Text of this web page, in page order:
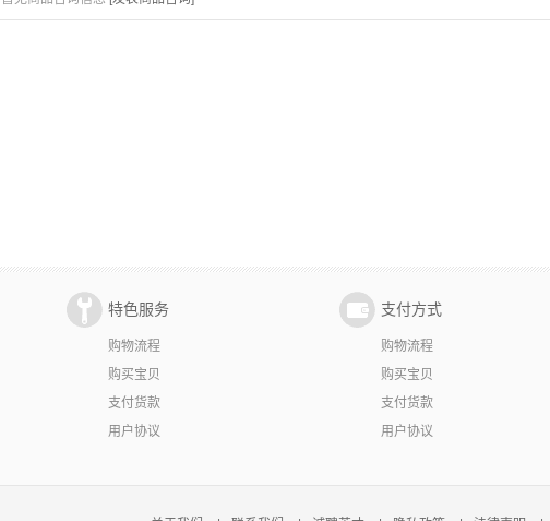
特色服务
购物流程
购买宝贝
支付货款
用户协议
支付方式
购物流程
购买宝贝
支付货款
用户协议